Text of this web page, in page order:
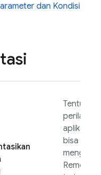
dan Kondisi
Tentukan
perilaku
aplikasi
bisa
Remote